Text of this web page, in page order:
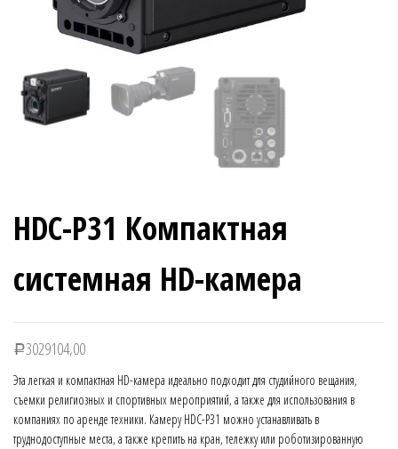
HDC-P31 Компактная
системная HD-камера
Р3029104,00
Эта легкая и компактная HD-камера идеально подходит для студийного вещания,
съемки религиозных и спортивных мероприятий, а также для использования в
компаниях по аренде техники. Камеру HDC-P31 можно устанавливать в
труднодоступные места, а также крепить на кран, тележку или роботизированную